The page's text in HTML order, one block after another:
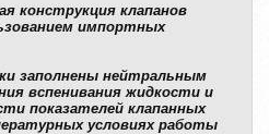
конструкция клапанов
импортных
заполнены нейтральным
вспенивания жидкости и
показателей клапанных
условиях работы